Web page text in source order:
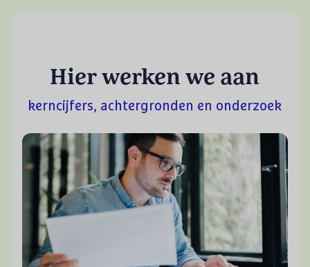
Hier werken we aan
kerncijfers, achtergronden en onderzoek